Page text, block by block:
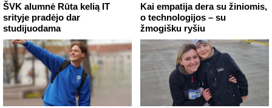
ŠVK alumnė Rūta kelią IT
srityje pradėjo dar
studijuodama
Kai empatija dera su žiniomis,
o technologijos – su
žmogišku ryšiu